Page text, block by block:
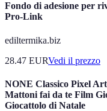
Fondo di adesione per
Pro-Link
ediltermika.biz
28.47 EURVedi il prezzo
NONE Classico Pixel
Mattoni fai da te Film
Giocattolo di Natale